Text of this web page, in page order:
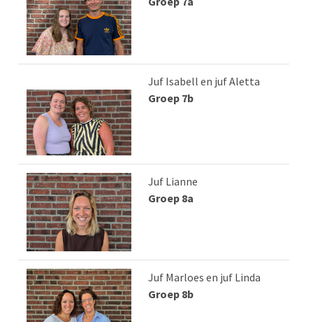
Juf Isabell en juf Aletta
Groep 7b
Juf Lianne
Groep 8a
Juf Marloes en juf Linda
Groep 8b